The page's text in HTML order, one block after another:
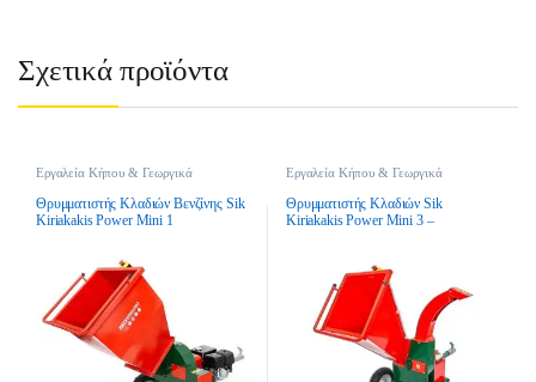
Σχετικά προϊόντα
Εργαλεία Κήπου & Γεωργικά
Θρυμματιστές Κλαδιών Βενζίνης
Θρυμματιστής Κλαδιών Βενζίνης Sik
Kiriakakis Power Mini 1
Εργαλεία Κήπου & Γεωργικά
Θρυμματιστές Κλαδιών Ρεύματος
Θρυμματιστής Κλαδιών Sik
Kiriakakis Power Mini 3 –